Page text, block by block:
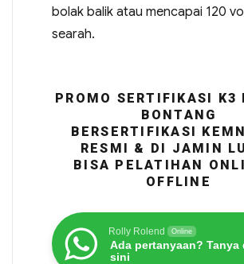
bolak balik atau mencapai 120
searah.
PROMO SERTIFIKASI K3
BONTANG
BERSERTIFIKASI
RESMI & DI JAMIN
BISA PELATIHAN
OFFLINE
Rolly Rolend Online
Ada pertanyaan? Tanya
sini